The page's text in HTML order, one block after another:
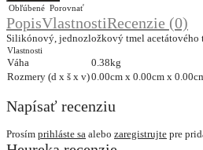
Obľúbené Porovnať
PopisVlastnostiRecenzie (0)
Silikónový, jednozložkový tmel acetátového
Vlastnosti
Váha
0.38kg
Rozmery (d x š x v)0.00cm x 0.00cm x
Napísať recenziu
Prosím prihláste sa alebo zaregistrujte pre